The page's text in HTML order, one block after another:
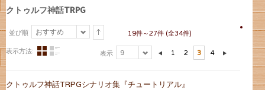
クトゥルフ神話TRPG
並び順 おすすめ 19件～27件 (全34件)
表示方法: 表示 9 1 2 3 4
クトゥルフ神話TRPGシナリオ集『チュートリアル』